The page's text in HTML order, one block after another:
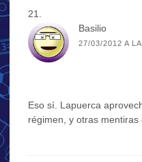
Basilio
27/03/2012 A
Eso sí. Lapuerca
régimen, y otras mentiras